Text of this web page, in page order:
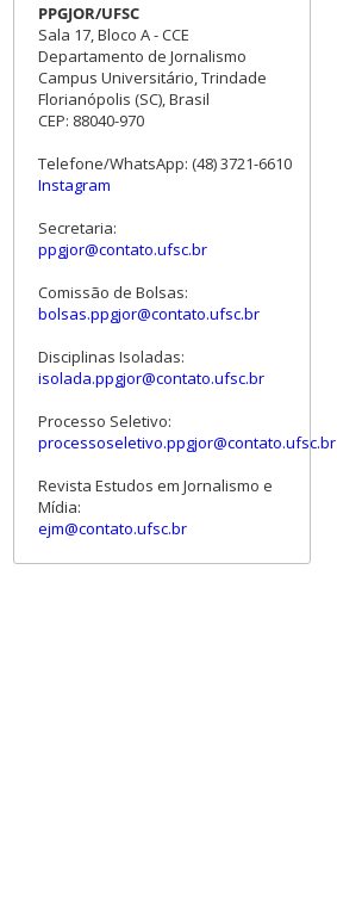
PPGJOR/UFSC
Sala 17, Bloco A - CCE
Departamento de Jornalismo
Campus Universitário, Trindade
Florianópolis (SC), Brasil
CEP: 88040-970
Telefone/WhatsApp: (48) 3721-6610
Instagram
Secretaria:
ppgjor@contato.ufsc.br
Comissão de Bolsas:
bolsas.ppgjor@contato.ufsc.br
Disciplinas Isoladas:
isolada.ppgjor@contato.ufsc.br
Processo Seletivo:
processoseletivo.ppgjor@contato.ufsc.br
Revista Estudos em Jornalismo e
Mídia:
ejm@contato.ufsc.br